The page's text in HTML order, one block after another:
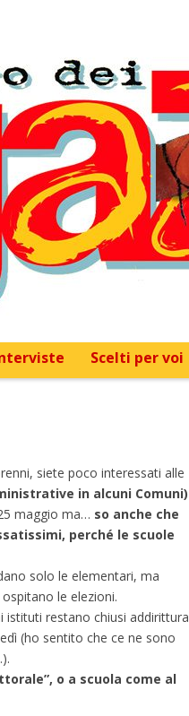
Skip to contentScelti per voi
siete poco interessati alle
in alcuni Comuni)
maggio ma… so anche che
perché le scuole
solo le elementari, ma
le elezioni.
istituti restano chiusi addirittura
(ho sentito che ce ne sono
o a scuola come al